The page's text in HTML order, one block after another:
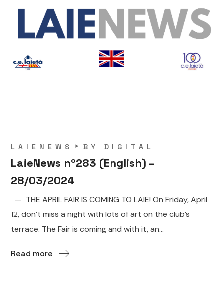
LAIENEWS BYDIGITAL
LaieNews nº283 (English) –
28/03/2024
— THE APRIL FAIR IS COMING TO LAIE! On Friday, April
12, don’t miss a night with lots of art on the club’s
terrace. The Fair is coming and with it, an...
Read more